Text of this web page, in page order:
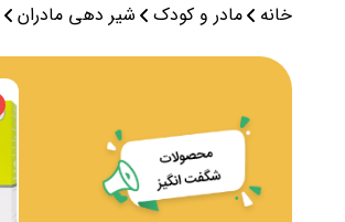
خانه مادر و کودک شیر دهی مادران